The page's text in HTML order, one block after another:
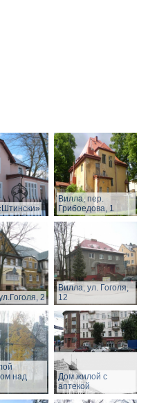
Вилла, пер.
Грибоедова, 1
2
Вилла, ул. Гоголя,
12
над
Дом жилой с
аптекой